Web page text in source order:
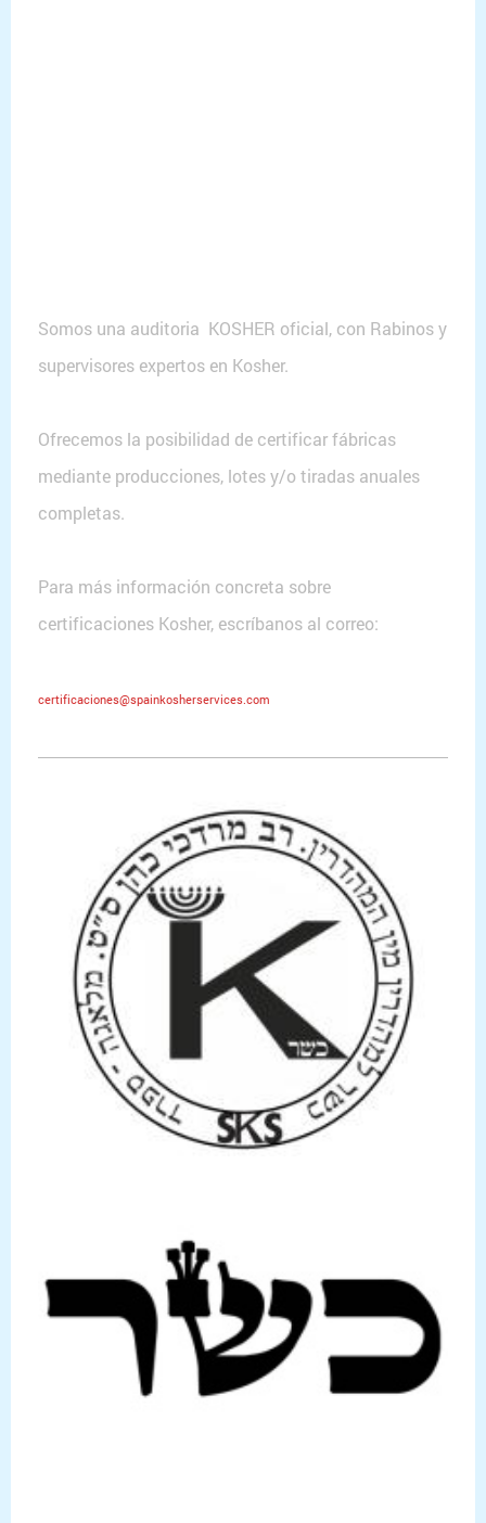
Somos una auditoria KOSHER oficial, con Rabinos y
supervisores expertos en Kosher.
Ofrecemos la posibilidad de certificar fábricas
mediante producciones, lotes y/o tiradas anuales
completas.
Para más información concreta sobre
certificaciones Kosher, escríbanos al correo:
certificaciones@spainkosherservices.com